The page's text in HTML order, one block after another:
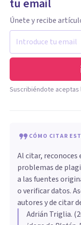
tu email
Únete y recibe
Suscribiéndote
CÓMO CITAR
Al citar,
problemas de
a las fuentes
o verificar datos.
autores y de citar
Adrián Triglia. (